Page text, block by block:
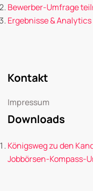
Bewerber-Umfrage
Ergebnisse & Analytics
Kontakt
Impressum
Downloads
Königsweg zu den
Jobbörsen-Kompass-